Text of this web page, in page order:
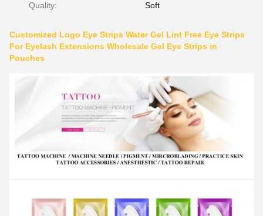
Quality: Soft
Customized Logo Eye Strips Water Gel Lint Free Eye Strips
For Eyelash Extensions Wholesale Gel Eye Strips in
Pouches